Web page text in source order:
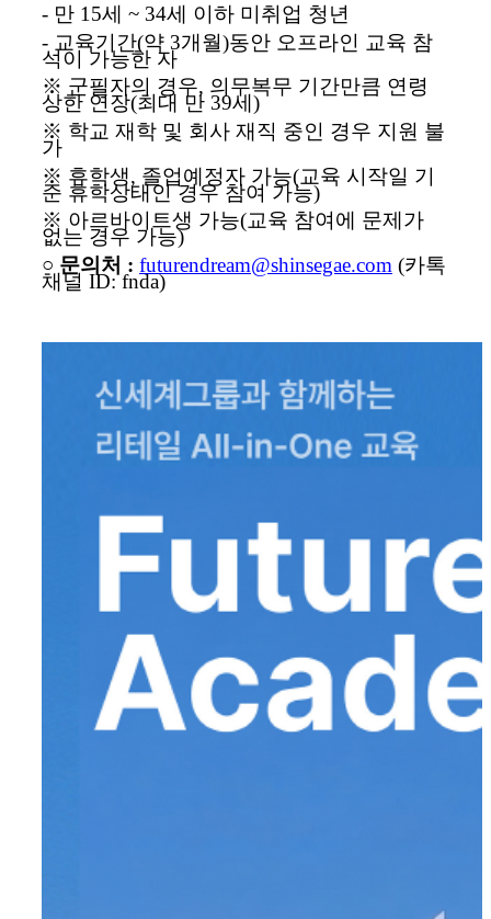
- 만 15세 ~ 34세 이하 미취업 청년
- 교육기간(약 3개월)동안 오프라인 교육 참
석이 가능한 자
※ 군필자의 경우, 의무복무 기간만큼 연령
상한 연장(최대 만 39세 )
※ 학교 재학 및 회사 재직 중인 경우 지원 불
가
※ 휴학생, 졸업예정자 가능(교육 시작일 기
준 휴학상태인 경우 참여 가능)
※ 아르바이트생 가능(교육 참여에 문제가
없는 경우 가능)
○ 문의처 : futurendream@shinsegae.com (카톡
채널 ID: fnda)